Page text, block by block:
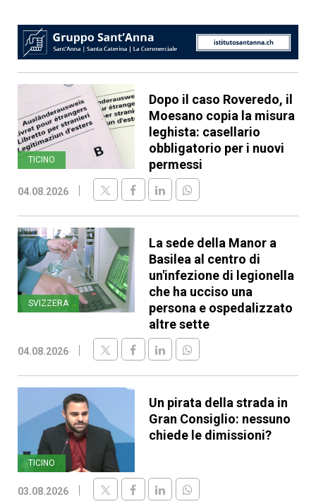
TICINO
Dopo il caso Roveredo, il
Moesano copia la misura
leghista: casellario
obbligatorio per i nuovi
permessi
04.08.2026
SVIZZERA
La sede della Manor a
Basilea al centro di
un'infezione di legionella
che ha ucciso una
persona e ospedalizzato
altre sette
04.08.2026
TICINO
Un pirata della strada in
Gran Consiglio: nessuno
chiede le dimissioni?
03.08.2026